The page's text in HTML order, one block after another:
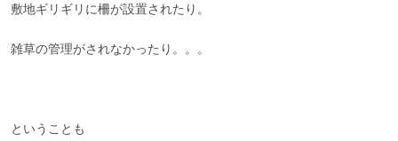
敷地ギリギリに柵が設置されたり。
雑草の管理がされなかったり。。。
ということも